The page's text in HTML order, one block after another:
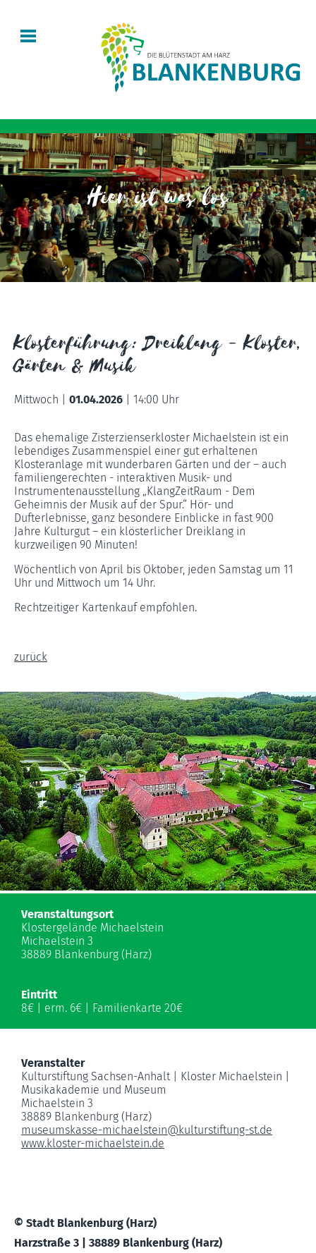
Hier ist was los
Klosterführung: Dreiklang - Kloster,
Gärten & Musik
Mittwoch | 01.04.2026 14:00 Uhr
Das ehemalige Zisterzienserkloster Michaelstein ist ein
lebendiges Zusammenspiel einer gut erhaltenen
Klosteranlage mit wunderbaren Gärten und der – auch
familiengerechten - interaktiven Musik- und
Instrumentenausstellung „KlangZeitRaum - Dem
Geheimnis der Musik auf der Spur.“ Hör- und
Dufterlebnisse, ganz besondere Einblicke in fast 900
Jahre Kulturgut – ein klösterlicher Dreiklang in
kurzweiligen 90 Minuten!
Wöchentlich von April bis Oktober, jeden Samstag um 11
Uhr und Mittwoch um 14 Uhr.
Rechtzeitiger Kartenkauf empfohlen.
zurück
Veranstaltungsort
Klostergelände Michaelstein
Michaelstein 3
38889 Blankenburg (Harz)
Eintritt
8€ | erm. 6€ | Familienkarte 20€
Veranstalter
Kulturstiftung Sachsen-Anhalt | Kloster Michaelstein |
Musikakademie und Museum
Michaelstein 3
38889 Blankenburg (Harz)
museumskasse-michaelstein@kulturstiftung-st.de
www.kloster-michaelstein.de
© Stadt Blankenburg (Harz)
Harzstraße 3 | 38889 Blankenburg (Harz)